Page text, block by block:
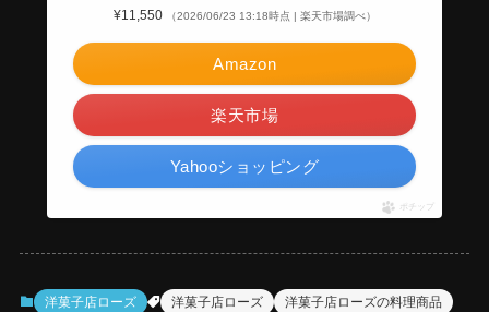
¥11,550
（2026/06/23 13:18時点 | 楽天市場調べ）
Amazon
楽天市場
Yahooショッピング
ポチップ
洋菓子店ローズ 洋菓子店ローズ 洋菓子店ローズの料理商品